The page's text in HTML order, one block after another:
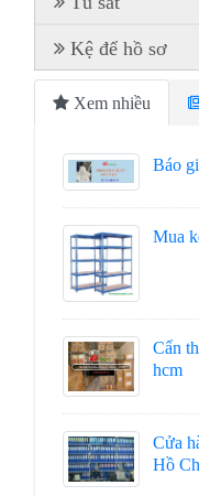
Kệ để hồ sơ
Xem nhiều
Báo
Mua
Cẩn
hcm
Cửa
Hồ